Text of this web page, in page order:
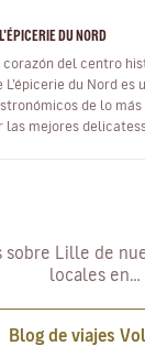
DU NORD
corazón del centro
L’épicerie du Nord es
de lo
las mejores
sobre Lille de
locales en…
Blog de viajes